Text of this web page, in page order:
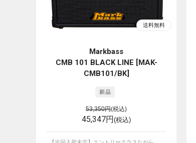
Markbass
CMB 101 BLACK LINE [MAK-
CMB101/BK]
53,350円(税込)
45,347円(税込)